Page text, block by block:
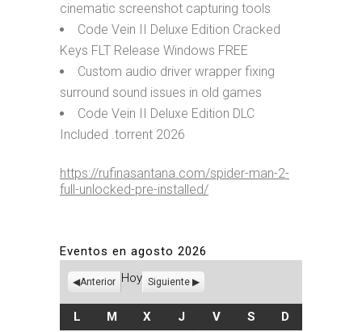
cinematic screenshot capturing tools
Code Vein II Deluxe Edition Cracked
Keys FLT Release Windows FREE
Custom audio driver wrapper fixing
surround sound issues in old games
Code Vein II Deluxe Edition DLC
Included .torrent 2026
https://rufinasantana.com/spider-man-2-
full-unlocked-pre-installed/
Eventos en agosto 2026
Anterior Hoy Siguiente
L LUNES
M MARTES
XMIÉRCOLES
J JUEVES
VVIERNES
SSÁBADO
D